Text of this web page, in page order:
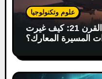
علوم وتكنولوجيا
حرب الدرونز في القرن 21: كيف غيرت
المسيرة المعارك؟